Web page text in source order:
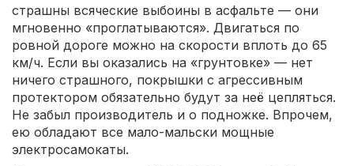
страшны всяческие выбоины в асфальте — они
мгновенно «проглатываются». Двигаться по
ровной дороге можно на скорости вплоть до 65
км/ч. Если вы оказались на «грунтовке» — нет
ничего страшного, покрышки с агрессивным
протектором обязательно будут за неё цепляться.
Не забыл производитель и о подножке. Впрочем,
ею обладают все мало-мальски мощные
электросамокаты.